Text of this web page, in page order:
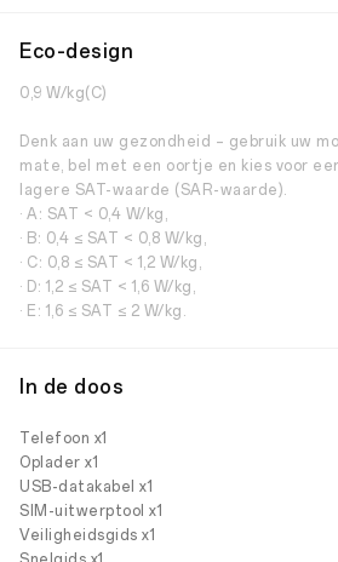
Eco-design
0,9 W/kg(C)
Denk aan uw gezondheid – gebruik uw
mate, bel met een oortje en kies voor
lagere SAT-waarde (SAR-waarde).
· A: SAT < 0,4 W/kg,
· B: 0,4 ≤ SAT < 0,8 W/kg,
· C: 0,8 ≤ SAT < 1,2 W/kg,
· D: 1,2 ≤ SAT < 1,6 W/kg,
· E: 1,6 ≤ SAT ≤ 2 W/kg.
In de doos
Telefoon x1
Oplader x1
USB-datakabel x1
SIM-uitwerptool x1
Veiligheidsgids x1